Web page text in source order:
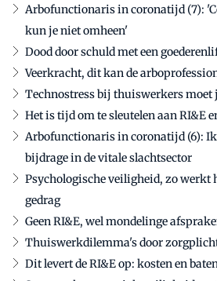
Arbofunctionaris in coronatijd (7):
kun je niet omheen'
Dood door schuld met een
Veerkracht, dit kan de
Technostress bij thuiswerkers moet
Het is tijd om te sleutelen aan RI&E
Arbofunctionaris in coronatijd (6):
bijdrage in de vitale slachtsector
Psychologische veiligheid, zo werkt
gedrag
Geen RI&E, wel mondelinge
Thuiswerkdilemma's door
Dit levert de RI&E op: kosten en